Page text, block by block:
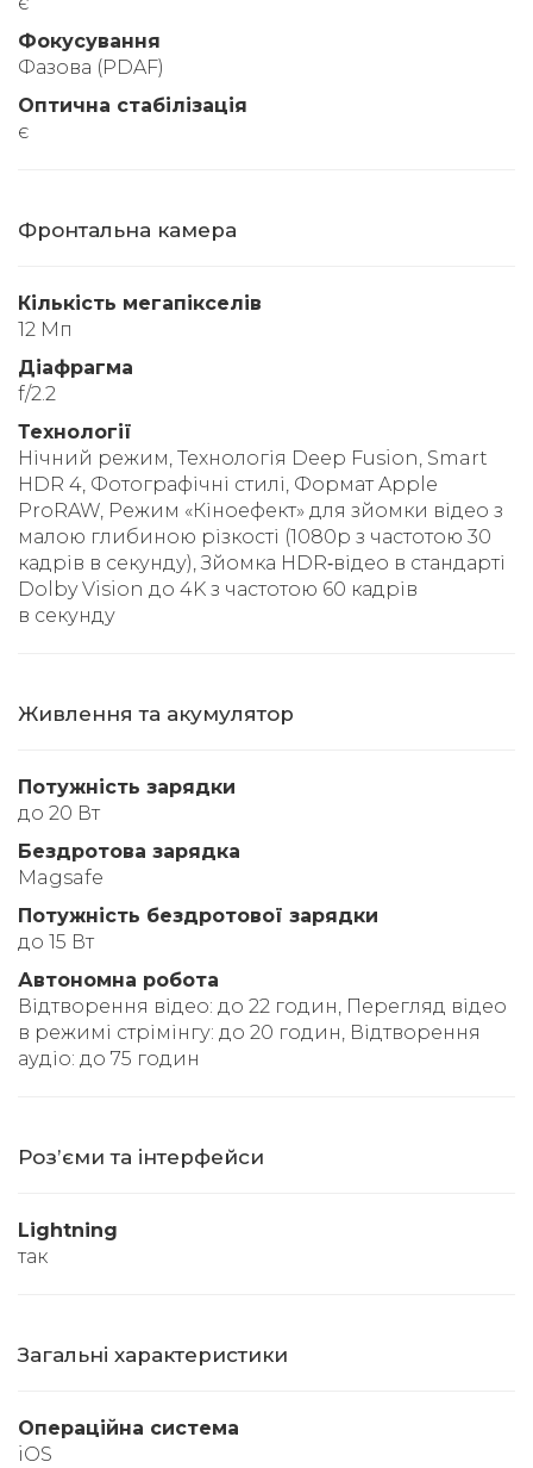
Фокусування
Фазова (PDAF)
Оптична стабілізація
є
Фронтальна камера
Кількість мегапікселів
12 Мп
Діафрагма
f/2.2
Технології
Нічний режим, Технологія Deep Fusion, Smart
HDR 4, Фотографічні стилі, Формат Apple
ProRAW, Режим «Кіноефект» для зйомки відео з
малою глибиною різкості (1080p з частотою 30
кадрів в секунду), Зйомка HDR‑відео в стандарті
Dolby Vision до 4K з частотою 60 кадрів
в секунду
Живлення та акумулятор
Потужність зарядки
до 20 Вт
Бездротова зарядка
Magsafe
Потужність бездротової зарядки
до 15 Вт
Автономна робота
Відтворення відео: до 22 годин, Перегляд відео
в режимі стрімінгу: до 20 годин, Відтворення
аудіо: до 75 годин
Розʼєми та інтерфейси
Lightning
так
Загальні характеристики
Операційна система
iOS